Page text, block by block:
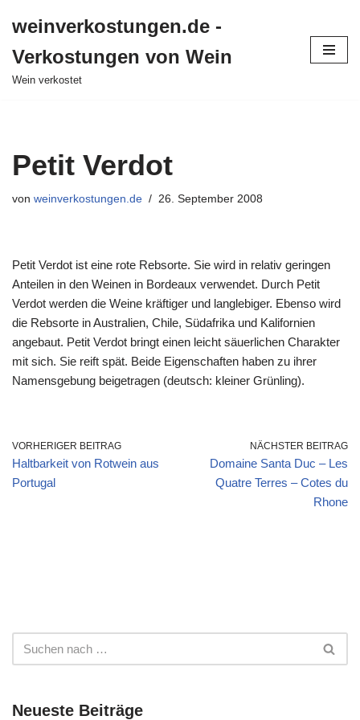
Inhalt
springen
weinverkostungen.de -
Verkostungen von Wein
Wein verkostet
Petit Verdot
von weinverkostungen.de 26. September 2008
Petit Verdot ist eine rote Rebsorte. Sie wird in relativ geringen
Anteilen in den Weinen in Bordeaux verwendet. Durch Petit
Verdot werden die Weine kräftiger und langlebiger. Ebenso wird
die Rebsorte in Australien, Chile, Südafrika und Kalifornien
angebaut. Petit Verdot bringt einen leicht säuerlichen Charakter
mit sich. Sie reift spät. Beide Eigenschaften haben zu ihrer
Namensgebung beigetragen (deutsch: kleiner Grünling).
VORHERIGER BEITRAG
Haltbarkeit von Rotwein aus
Portugal
NÄCHSTER BEITRAG
Domaine Santa Duc – Les
Quatre Terres – Cotes du
Rhone
Neueste Beiträge